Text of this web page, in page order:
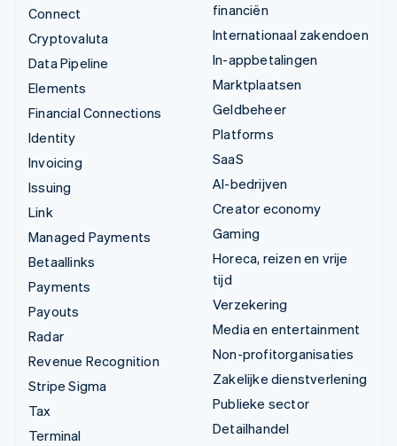
Connect
Cryptovaluta
Data Pipeline
Elements
Financial Connections
Identity
Invoicing
Issuing
Link
Managed Payments
Betaallinks
Payments
Payouts
Radar
Revenue Recognition
Stripe Sigma
Tax
Terminal
financiën
Internationaal zakendoen
In-appbetalingen
Marktplaatsen
Geldbeheer
Platforms
SaaS
AI-bedrijven
Creator economy
Gaming
Horeca, reizen en vrije
tijd
Verzekering
Media en entertainment
Non-profitorganisaties
Zakelijke dienstverlening
Publieke sector
Detailhandel